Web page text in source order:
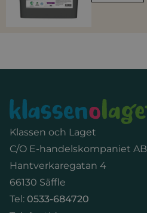
Klassen och Laget
C/O E-handelskompaniet AB
Hantverkaregatan 4
66130 Säffle
Tel: 0533-684720